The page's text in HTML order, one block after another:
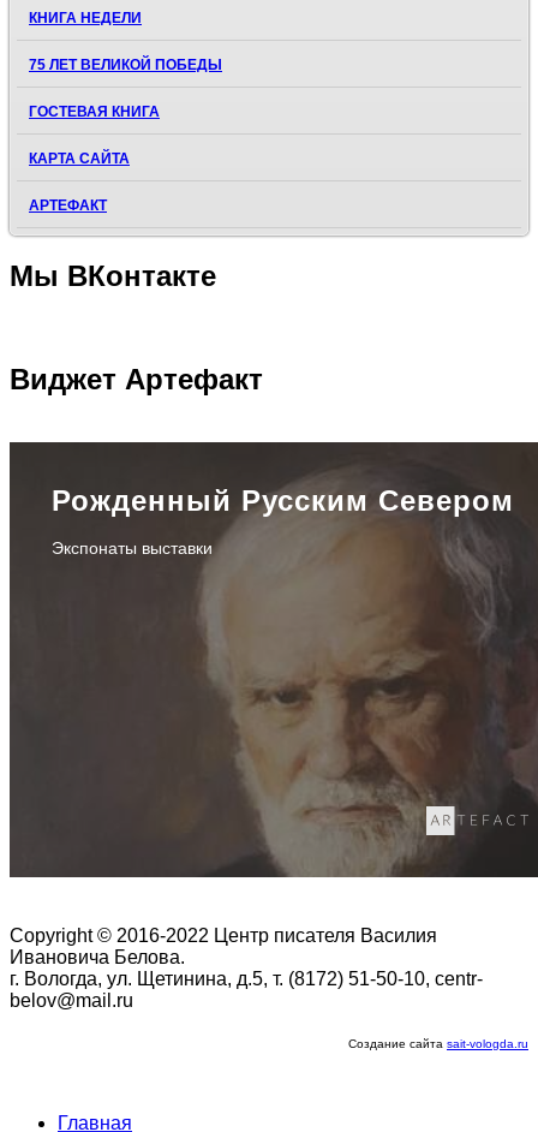
КНИГА НЕДЕЛИ
75 ЛЕТ ВЕЛИКОЙ ПОБЕДЫ
ГОСТЕВАЯ КНИГА
КАРТА САЙТА
АРТЕФАКТ
Мы ВКонтакте
Виджет Артефакт
Рожденный Русским Севером
Экспонаты выставки
Copyright © 2016-2022 Центр писателя Василия
Ивановича Белова.
г. Вологда, ул. Щетинина, д.5, т. (8172) 51-50-10, centr-
belov@mail.ru
Создание сайта sait-vologda.ru
Главная